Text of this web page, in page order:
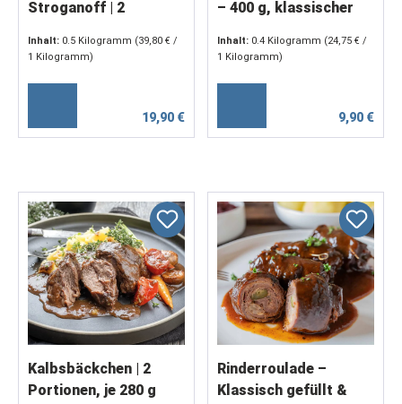
Stroganoff | 2
Inhalt: 0.5 Kilogramm (39,80 € /
1 Kilogramm)
19,90 €
– 400 g, klassischer
Inhalt: 0.4 Kilogramm (24,75 € /
1 Kilogramm)
9,90 €
Kalbsbäckchen | 2
Portionen, je 280 g
Rinderroulade –
Klassisch gefüllt &